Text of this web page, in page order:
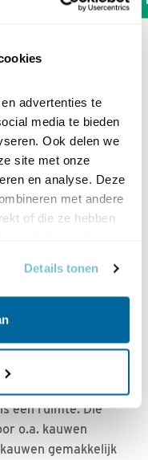
advertenties te
media te bieden
Ook delen we
site met onze
en analyse. Deze
met andere
of die ze hebben
Details tonen
|
een ruimte. Die
o.a. kauwen
gemakkelijk